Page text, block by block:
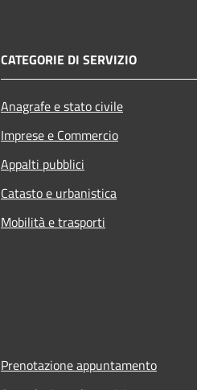
CATEGORIE DI SERVIZIO
Anagrafe e stato civile
Imprese e Commercio
Appalti pubblici
Catasto e urbanistica
Mobilità e trasporti
Prenotazione appuntamento